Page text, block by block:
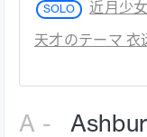
SOLO 近月少
天才のテーマ 衣
A -